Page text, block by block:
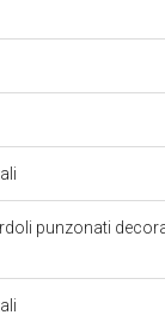
punzonati